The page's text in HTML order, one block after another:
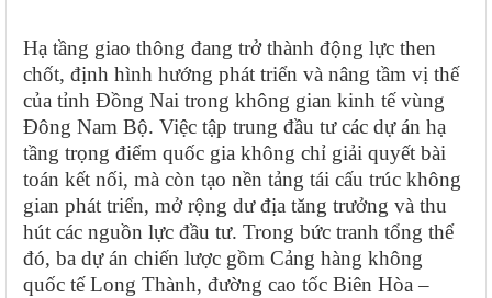
Hạ tầng giao thông đang trở thành động lực then
chốt, định hình hướng phát triển và nâng tầm vị thế
của tỉnh Đồng Nai trong không gian kinh tế vùng
Đông Nam Bộ. Việc tập trung đầu tư các dự án hạ
tầng trọng điểm quốc gia không chỉ giải quyết bài
toán kết nối, mà còn tạo nền tảng tái cấu trúc không
gian phát triển, mở rộng dư địa tăng trưởng và thu
hút các nguồn lực đầu tư. Trong bức tranh tổng thể
đó, ba dự án chiến lược gồm Cảng hàng không
quốc tế Long Thành, đường cao tốc Biên Hòa –